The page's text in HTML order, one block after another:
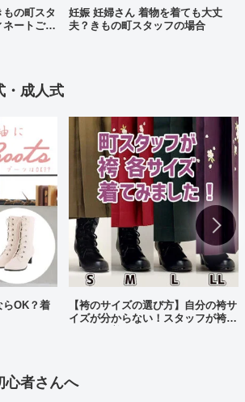
の町スタ
ネートご紹
妊娠 妊婦さん 着物を着ても大丈
夫？きもの町スタッフの場合
・成人式
らOK？着
【袴のサイズの選び方】自分の袴サ
イズが分からない！スタッフが袴、
心者さんへ